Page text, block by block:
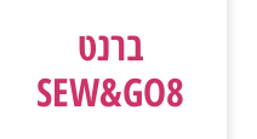
ברנט
SEW&GO8